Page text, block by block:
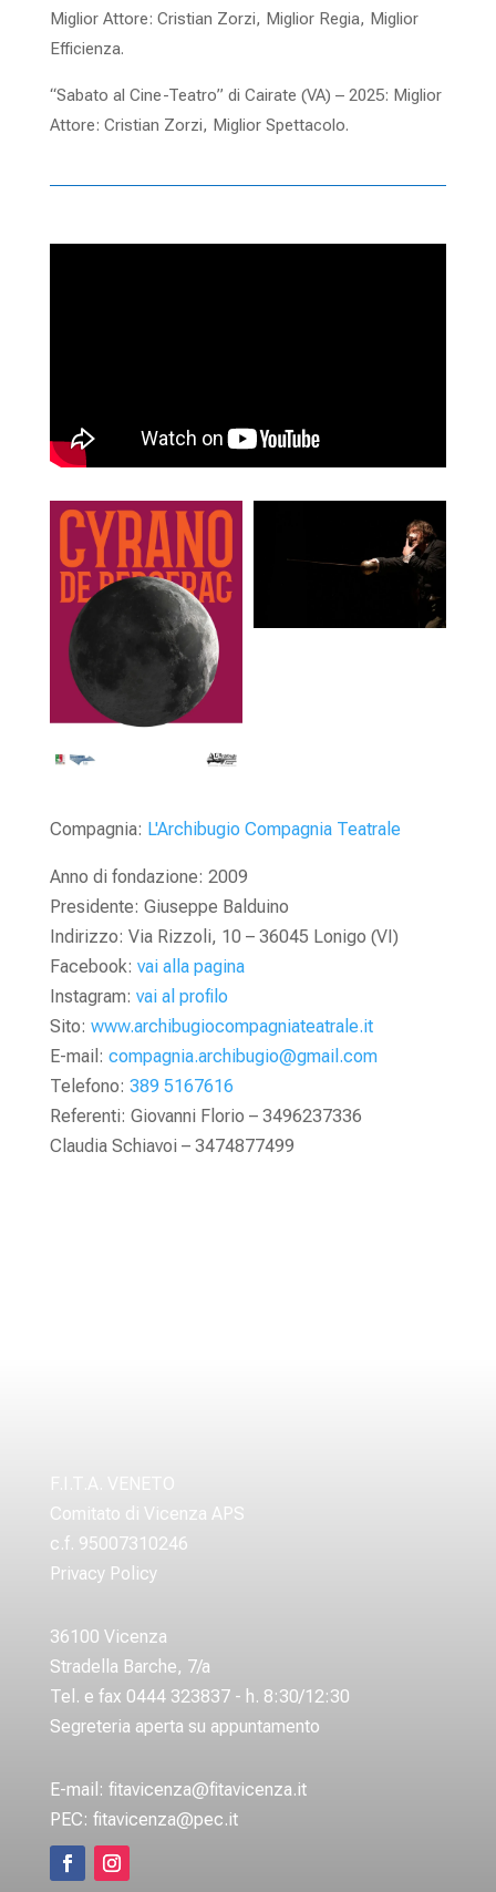
Miglior Attore: Cristian Zorzi, Miglior Regia, Miglior
Efficienza.
“Sabato al Cine-Teatro” di Cairate (VA) – 2025: Miglior
Attore: Cristian Zorzi, Miglior Spettacolo.
Compagnia: L'Archibugio Compagnia Teatrale
Anno di fondazione: 2009
Presidente: Giuseppe Balduino
Indirizzo: Via Rizzoli, 10 – 36045 Lonigo (VI)
Facebook: vai alla pagina
Instagram: vai al profilo
Sito: www.archibugiocompagniateatrale.it
E-mail: compagnia.archibugio@gmail.com
Telefono: 389 5167616
Referenti: Giovanni Florio – 3496237336
Claudia Schiavoi – 3474877499
F.I.T.A. VENETO
Comitato di Vicenza APS
c.f. 95007310246
Privacy Policy
36100 Vicenza
Stradella Barche, 7/a
Tel. e fax 0444 323837 - h. 8:30/12:30
Segreteria aperta su appuntamento
E-mail: fitavicenza@fitavicenza.it
PEC: fitavicenza@pec.it